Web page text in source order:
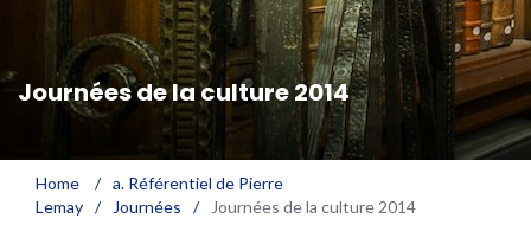
Journées de la culture 2014
Home / a. Référentiel de Pierre
Lemay / Journées / Journées de la culture 2014